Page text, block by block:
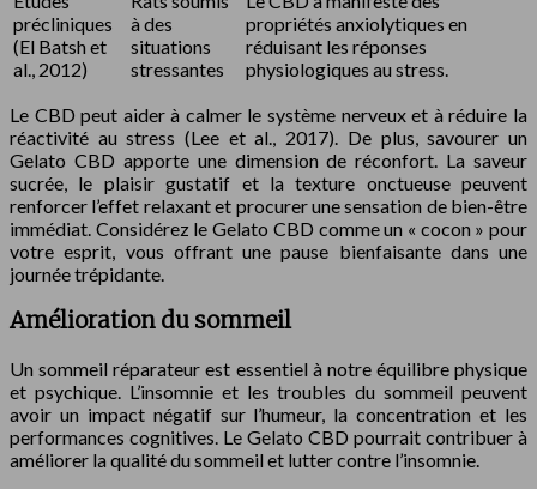
précliniques
(El Batsh et
al., 2012)
à des
situations
stressantes
propriétés anxiolytiques en
réduisant les réponses
physiologiques au stress.
Le CBD peut aider à calmer le système nerveux et à réduire la
réactivité au stress (Lee et al., 2017). De plus, savourer un
Gelato CBD apporte une dimension de réconfort. La saveur
sucrée, le plaisir gustatif et la texture onctueuse peuvent
renforcer l’effet relaxant et procurer une sensation de bien-être
immédiat. Considérez le Gelato CBD comme un « cocon » pour
votre esprit, vous offrant une pause bienfaisante dans une
journée trépidante.
Amélioration du sommeil
Un sommeil réparateur est essentiel à notre équilibre physique
et psychique. L’insomnie et les troubles du sommeil peuvent
avoir un impact négatif sur l’humeur, la concentration et les
performances cognitives. Le Gelato CBD pourrait contribuer à
améliorer la qualité du sommeil et lutter contre l’insomnie.